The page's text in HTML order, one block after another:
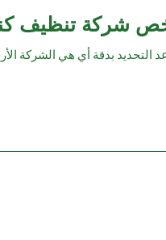
شركة تنظيف